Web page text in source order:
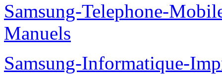
Samsung-Telephone-
Manuels
Samsung-Informatique-